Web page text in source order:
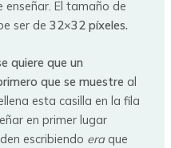
enseñar. El tamaño de
ser de32×32 píxeles.
quiere que un
que se muestre al
esta casilla en la fila
en primer lugar
escribiendo eraque